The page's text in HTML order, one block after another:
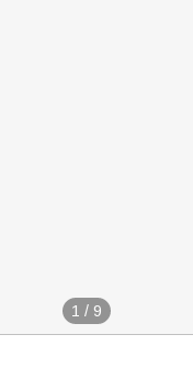
1 / 9